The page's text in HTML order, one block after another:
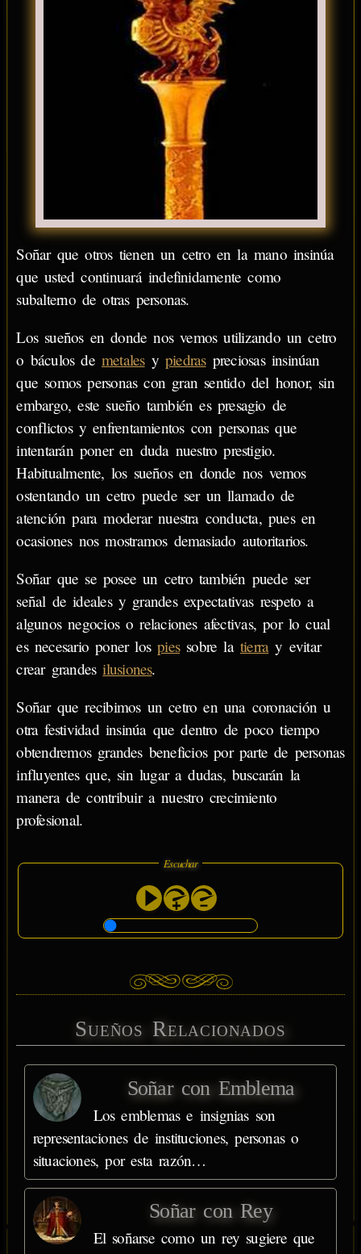
Soñar que otros tienen un cetro en la mano insinúa
que usted continuará indefinidamente como
subalterno de otras personas.
Los sueños en donde nos vemos utilizando un cetro
o báculos de metalesypiedraspreciosas insinúan
que somos personas con gran sentido del honor, sin
embargo, este sueño también es presagio de
conflictos y enfrentamientos con personas que
intentarán poner en duda nuestro prestigio.
Habitualmente, los sueños en donde nos vemos
ostentando un cetro puede ser un llamado de
atención para moderar nuestra conducta, pues en
ocasiones nos mostramos demasiado autoritarios.
Soñar que se posee un cetro también puede ser
señal de ideales y grandes expectativas respeto a
algunos negocios o relaciones afectivas, por lo cual
es necesario poner lospiessobre la tierray evitar
crear grandesilusiones.
Soñar que recibimos un cetro en una coronación u
otra festividad insinúa que dentro de poco tiempo
obtendremos grandes beneficios por parte de personas
influyentes que, sin lugar a dudas, buscarán la
manera de contribuir a nuestro crecimiento
profesional.
Escuchar
Sueños Relacionados
Soñar con Emblema
Los emblemas e insignias son
representaciones de instituciones, personas o
situaciones, por esta razón…
Soñar con Rey
El soñarse como un rey sugiere que